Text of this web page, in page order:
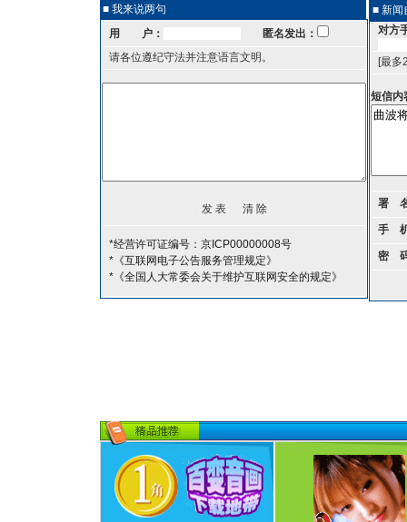
■ 我来说两句
用 户：
匿名发出：
请各位遵纪守法并注意语言文明。
*经营许可证编号：京ICP00000008号
*《互联网电子公告服务管理规定》
*《全国人大常委会关于维护互联网安全的规定》
■ 新闻
对方
[最多
短信内
署
手
密